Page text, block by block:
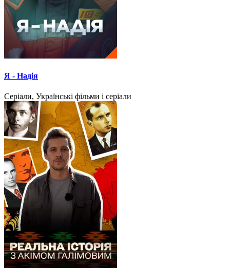
Я - Надія
Серіали, Українські фільми і серіали